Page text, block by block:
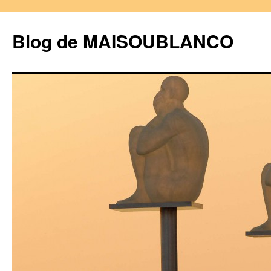
Blog de MAISOUBLANCO